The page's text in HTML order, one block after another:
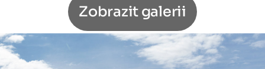
Zobrazit galerii